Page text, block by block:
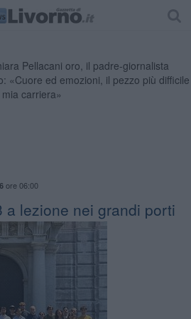
ore 06:00
a lezione nei grandi porti